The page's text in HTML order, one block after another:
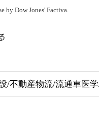
by Dow Jones' Factiva.
/不動産物流/流通車医